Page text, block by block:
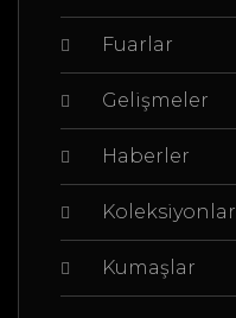
Fuarlar
Gelişmeler
Haberler
Koleksiyonlar
Kumaşlar